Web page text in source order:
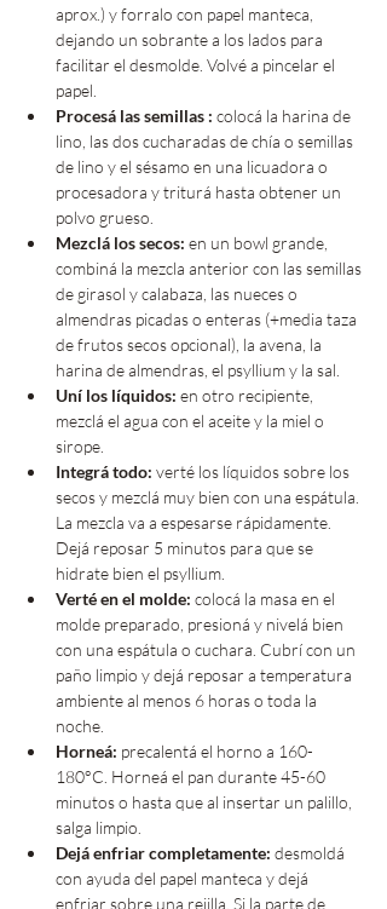
aprox.) y forralo con papel manteca,
dejando un sobrante a los lados para
facilitar el desmolde. Volvé a pincelar el
papel.
Procesá las semillas : colocá la harina de
lino, las dos cucharadas de chía o semillas
de lino y el sésamo en una licuadora o
procesadora y triturá hasta obtener un
polvo grueso.
Mezclá los secos: en un bowl grande,
combiná la mezcla anterior con las semillas
de girasol y calabaza, las nueces o
almendras picadas o enteras (+media taza
de frutos secos opcional), la avena, la
harina de almendras, el psyllium y la sal.
Uní los líquidos: en otro recipiente,
mezclá el agua con el aceite y la miel o
sirope.
Integrá todo: verté los líquidos sobre los
secos y mezclá muy bien con una espátula.
La mezcla va a espesarse rápidamente.
Dejá reposar 5 minutos para que se
hidrate bien el psyllium.
Verté en el molde: colocá la masa en el
molde preparado, presioná y nivelá bien
con una espátula o cuchara. Cubrí con un
paño limpio y dejá reposar a temperatura
ambiente al menos 6 horas o toda la
noche.
Horneá: precalentá el horno a 160-
180°C. Horneá el pan durante 45-60
minutos o hasta que al insertar un palillo,
salga limpio.
Dejá enfriar completamente: desmoldá
con ayuda del papel manteca y dejá
enfriar sobre una rejilla. Si la parte de